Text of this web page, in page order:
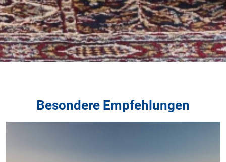
Besondere Empfehlungen